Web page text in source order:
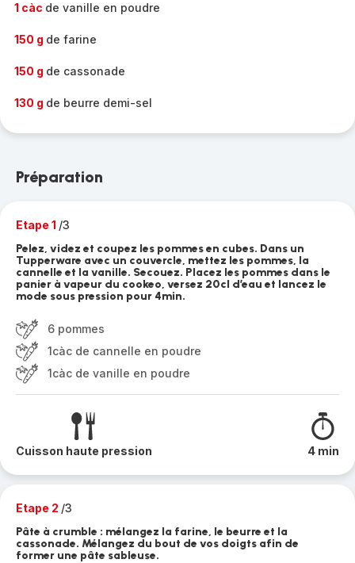
1 càc de vanille en poudre
150 g de farine
150 g de cassonade
130 g de beurre demi-sel
Préparation
Etape 1 /3
Pelez, videz et coupez les pommes en cubes. Dans un
Tupperware avec un couvercle, mettez les pommes, la
cannelle et la vanille. Secouez. Placez les pommes dans le
panier à vapeur du cookeo, versez 20cl d’eau et lancez le
mode sous pression pour 4min.
6 pommes
1càc de cannelle en poudre
1càc de vanille en poudre
Cuisson haute pression 4 min
Etape 2 /3
Pâte à crumble : mélangez la farine, le beurre et la
cassonade. Mélangez du bout de vos doigts afin de
former une pâte sableuse.